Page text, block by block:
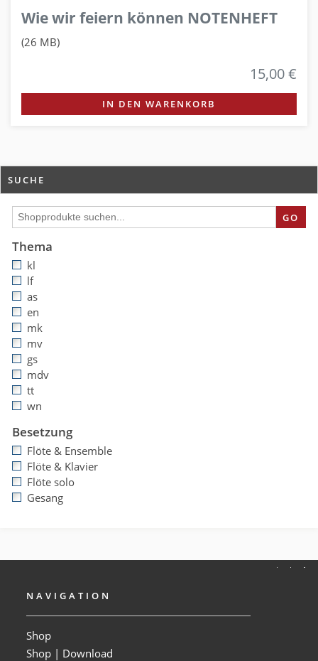
Wie wir feiern können NOTENHEFT
(26 MB)
15,00 €
IN DEN WARENKORB
SUCHE
GO
Thema
kl
lf
as
en
mk
mv
gs
mdv
tt
wn
Besetzung
Flöte & Ensemble
Flöte & Klavier
Flöte solo
Gesang
NAVIGATION
Shop
Shop | Download